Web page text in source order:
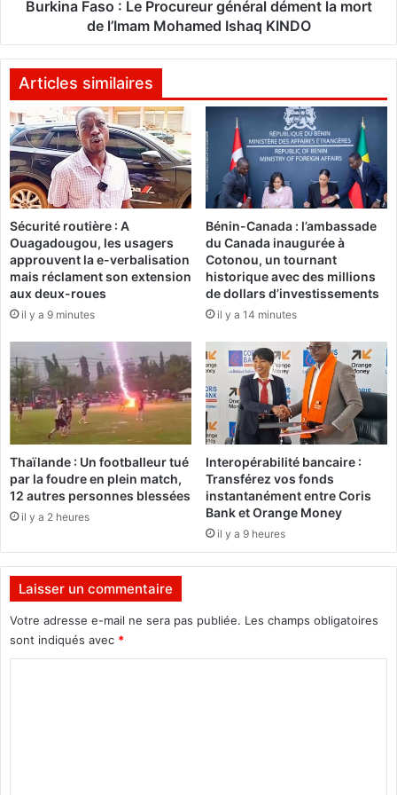
o
o
c
i
a
l
e
a
u
c
œ
u
r
e
l
a
p
è
r
d
f
i
d
è
:
L
P
r
o
c
u
r
e
u
r
g
é
n
é
r
a
l
d
é
m
n
t
o
t
d
e
l
Burkina Faso : Le Procureur général dément la mort
de l’Imam Mohamed Ishaq KINDO
Articles similaires
Sécurité routière : A
Ouagadougou, les usagers
approuvent la e-verbalisation
mais réclament son extension
aux deux-roues
il y a 9 minutes
Bénin-Canada : l’ambassade
du Canada inaugurée à
Cotonou, un tournant
historique avec des millions
de dollars d’investissements
il y a 14 minutes
Thaïlande : Un footballeur tué
par la foudre en plein match,
12 autres personnes blessées
il y a 2 heures
Interopérabilité bancaire :
Transférez vos fonds
instantanément entre Coris
Bank et Orange Money
il y a 9 heures
Laisser un commentaire
Votre adresse e-mail ne sera pas publiée. Les champs obligatoires
sont indiqués avec *